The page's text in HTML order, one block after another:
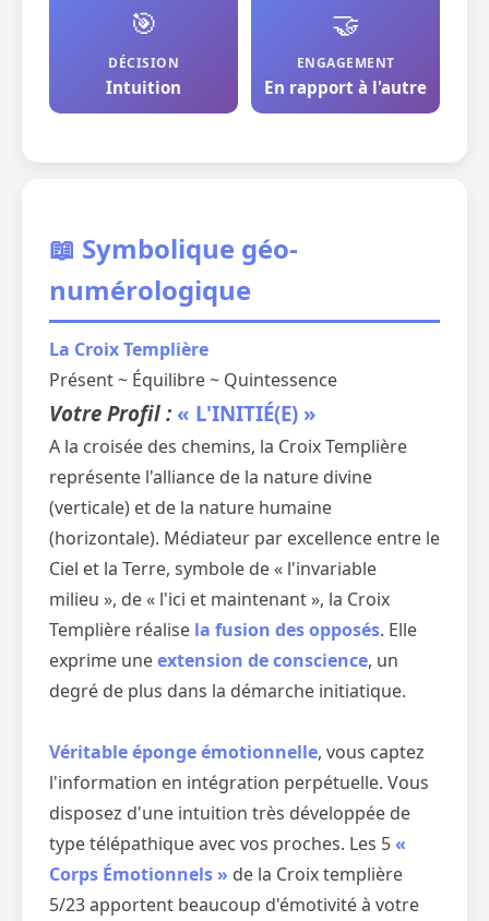
🎯
DÉCISION
Intuition
🤝
ENGAGEMENT
En rapport à l'autre
📖 Symbolique géo-
numérologique
La Croix Templière
Présent ~ Équilibre ~ Quintessence
Votre Profil : « L'INITIÉ(E) »
A la croisée des chemins, la Croix Templière
représente l'alliance de la nature divine
(verticale) et de la nature humaine
(horizontale). Médiateur par excellence entre le
Ciel et la Terre, symbole de « l'invariable
milieu », de « l'ici et maintenant », la Croix
Templière réalise la fusion des opposés. Elle
exprime uneextension de conscience, un
degré de plus dans la démarche initiatique.
Véritable éponge émotionnelle, vous captez
l'information en intégration perpétuelle. Vous
disposez d'une intuition très développée de
type télépathique avec vos proches. Les 5«
Corps Émotionnels » de la Croix templière
5/23 apportent beaucoup d'émotivité à votre